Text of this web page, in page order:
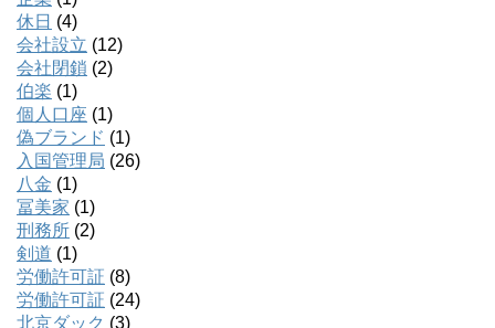
休日 (4)
会社設立 (12)
会社閉鎖 (2)
伯楽 (1)
個人口座 (1)
偽ブランド (1)
入国管理局 (26)
八金 (1)
冨美家 (1)
刑務所 (2)
剣道 (1)
労働許可証 (8)
労働許可証 (24)
北京ダック (3)